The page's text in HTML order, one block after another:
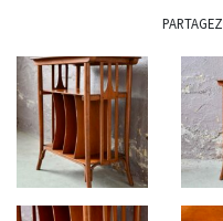
PARTAGEZ